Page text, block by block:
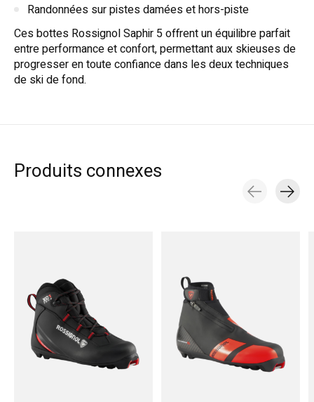
Randonnées sur pistes damées et hors-piste
Ces bottes Rossignol Saphir 5 offrent un équilibre parfait
entre performance et confort, permettant aux skieuses de
progresser en toute confiance dans les deux techniques
de ski de fond.
Produits connexes